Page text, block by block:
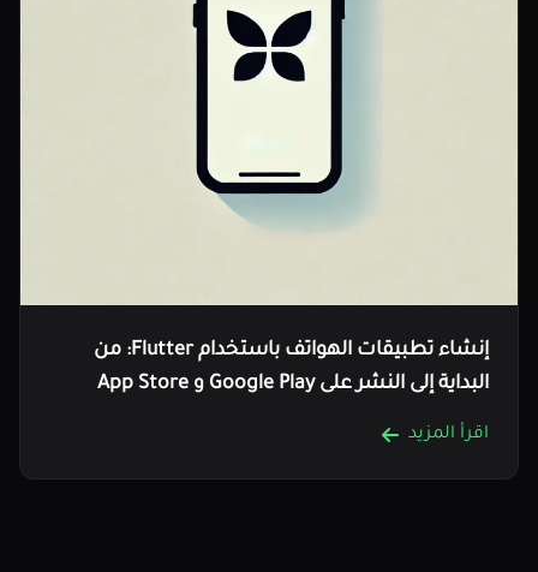
إنشاء تطبيقات الهواتف باستخدام Flutter: من
البداية إلى النشر على Google Play و App Store
اقرأ المزيد